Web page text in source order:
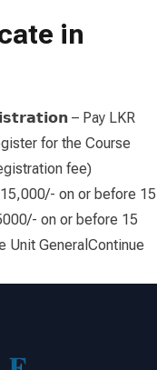
සුරැකුම් සේවා
in
– Pay LKR
for the Course
fee)
on or before 15
on or before 15
General Continue